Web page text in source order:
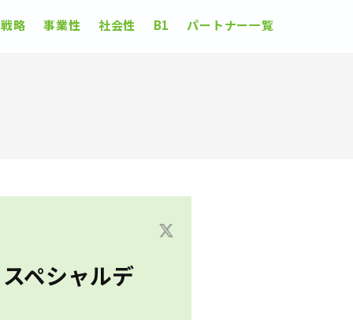
略 事業性 社会性 B1 パートナー一覧
ペシャルデ